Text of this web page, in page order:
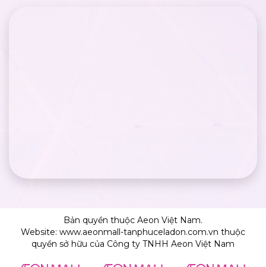
Bản quyền thuộc Aeon Việt Nam.
Website: www.aeonmall-tanphuceladon.com.vn thuộc
quyền sở hữu của Công ty TNHH Aeon Việt Nam